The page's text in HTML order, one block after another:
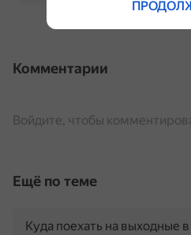
Комментарии
Войдите, чтобы
Ещё по теме
Куда поехать на выходные